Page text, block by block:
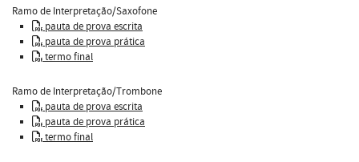
Ramo de Interpretação/Saxofone
pauta de prova escrita
pauta de prova prática
termo final
Ramo de Interpretação/Trombone
pauta de prova escrita
pauta de prova prática
termo final